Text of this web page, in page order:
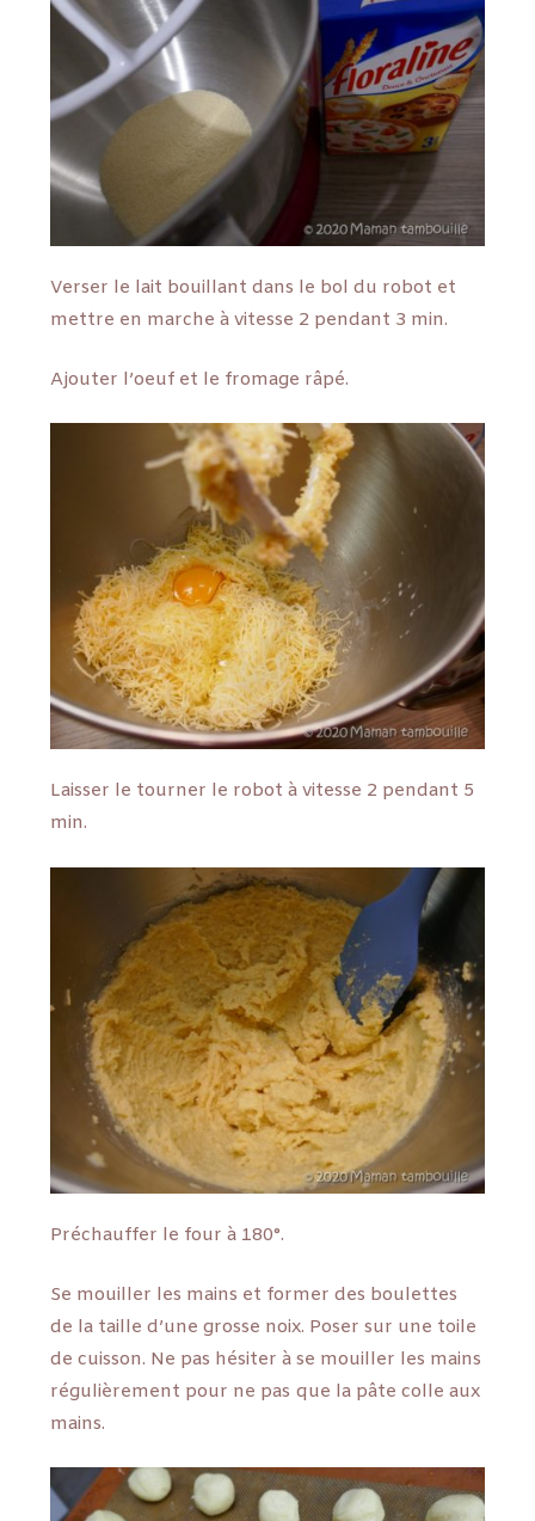
Verser le lait bouillant dans le bol du robot et
mettre en marche à vitesse 2 pendant 3 min.
Ajouter l’oeuf et le fromage râpé.
Laisser le tourner le robot à vitesse 2 pendant 5
min.
Préchauffer le four à 180°.
Se mouiller les mains et former des boulettes
de la taille d’une grosse noix. Poser sur une toile
de cuisson. Ne pas hésiter à se mouiller les mains
régulièrement pour ne pas que la pâte colle aux
mains.